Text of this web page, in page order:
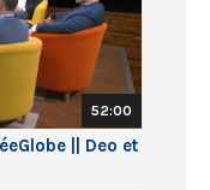
52:00
|| Deo et